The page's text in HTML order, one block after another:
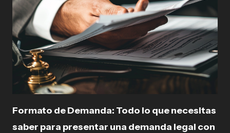
Formato de Demanda: Todo lo que necesitas
saber para presentar una demanda legal con